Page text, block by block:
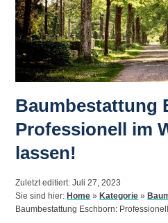
Baumbestattung
Professionell im
lassen!
Zuletzt editiert: Juli 27, 2023
Sie sind hier:Home »Kategorie »
Baumbestattung Eschborn: